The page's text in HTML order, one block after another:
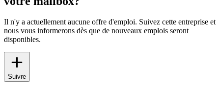
Il n'y a actuellement aucune offre d'emploi. Suivez cette entreprise et
nous vous informerons dès que de nouveaux emplois seront
disponibles.
Suivre